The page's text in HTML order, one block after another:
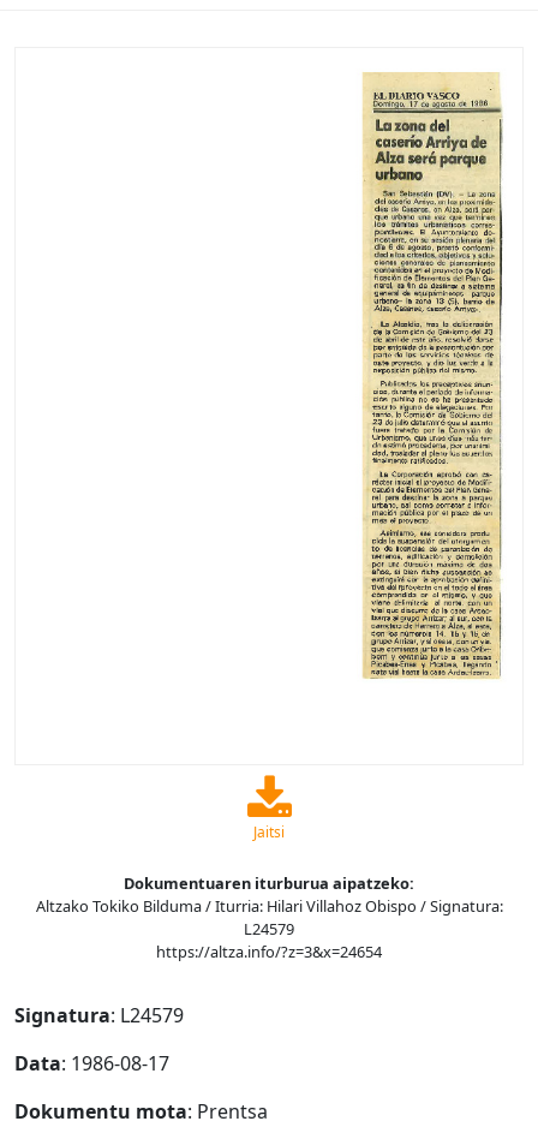
Jaitsi
Dokumentuaren iturburua aipatzeko:
Altzako Tokiko Bilduma / Iturria: Hilari Villahoz Obispo / Signatura:
L24579
https://altza.info/?z=3&x=24654
Signatura: L24579
Data: 1986-08-17
Dokumentu mota: Prentsa